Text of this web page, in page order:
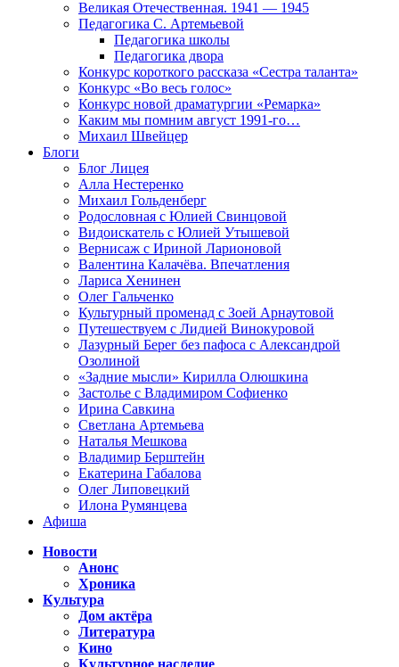
Великая Отечественная. 1941 — 1945
Педагогика С. Артемьевой
Педагогика школы
Педагогика двора
Конкурс короткого рассказа «Сестра таланта»
Конкурс «Во весь голос»
Конкурс новой драматургии «Ремарка»
Каким мы помним август 1991-го…
Михаил Швейцер
Блоги
Блог Лицея
Алла Нестеренко
Михаил Гольденберг
Родословная с Юлией Свинцовой
Видоискатель с Юлией Утышевой
Вернисаж с Ириной Ларионовой
Валентина Калачёва. Впечатления
Лариса Хенинен
Олег Гальченко
Культурный променад с Зоей Арнаутовой
Путешествуем с Лидией Винокуровой
Лазурный Берег без пафоса с Александрой
Озолиной
«Задние мысли» Кирилла Олюшкина
Застолье с Владимиром Софиенко
Ирина Савкина
Светлана Артемьева
Наталья Мешкова
Владимир Берштейн
Екатерина Габалова
Олег Липовецкий
Илона Румянцева
Афиша
Новости
Анонс
Хроника
Культура
Дом актёра
Литература
Кино